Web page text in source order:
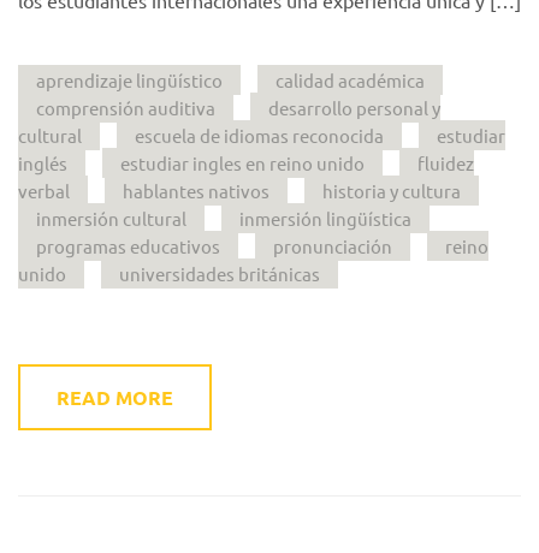
aprendizaje lingüístico
calidad académica
comprensión auditiva
desarrollo personal y
cultural
escuela de idiomas reconocida
estudiar
inglés
estudiar ingles en reino unido
fluidez
verbal
hablantes nativos
historia y cultura
inmersión cultural
inmersión lingüística
programas educativos
pronunciación
reino
unido
universidades británicas
READ MORE